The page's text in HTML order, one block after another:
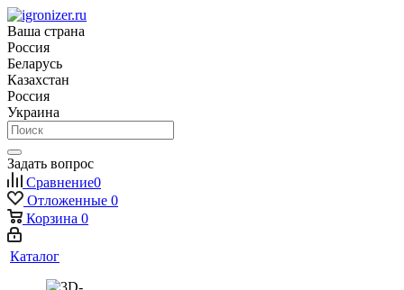
Ваша страна
Россия
Беларусь
Казахстан
Россия
Украина
Задать вопрос
Сравнение0
Отложенные 0
Корзина 0
Каталог